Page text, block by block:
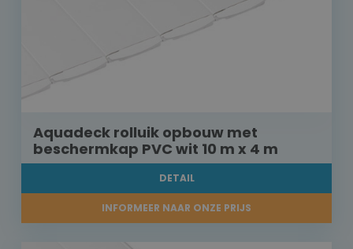
Aquadeck rolluik opbouw met
beschermkap PVC wit 10 m x 4 m
DETAIL
INFORMEER NAAR ONZE PRIJS